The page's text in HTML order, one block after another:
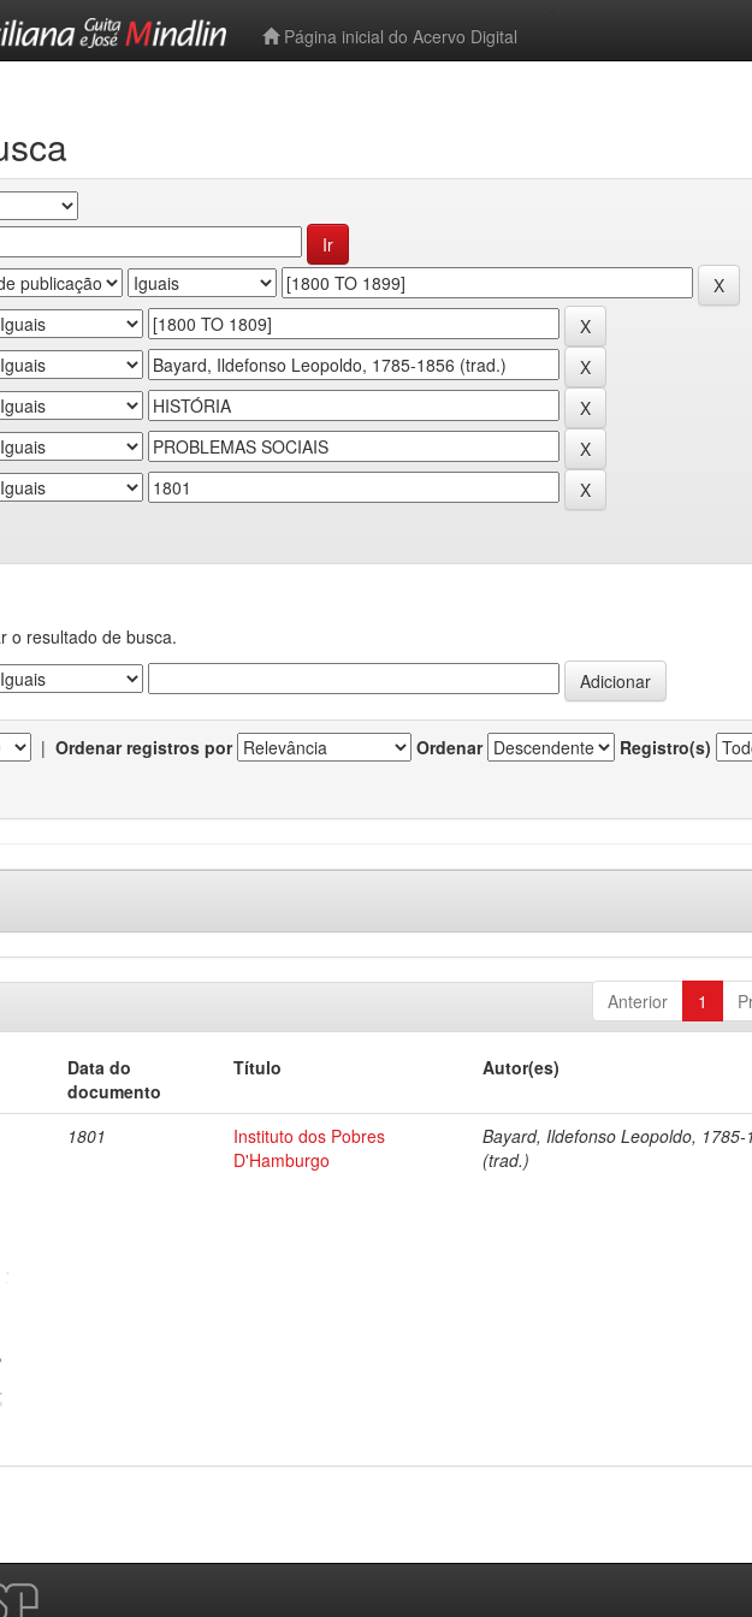
Página inicial do Acervo Digital
o resultado de busca.
| Ordenar registros por Ordenar Registro(s)
Anterior 1
Data do
documento
Título Autor(es)
1801
Instituto dos Pobres
D'Hamburgo
Bayard, Ildefonso Leopoldo, 1785-
(trad.)